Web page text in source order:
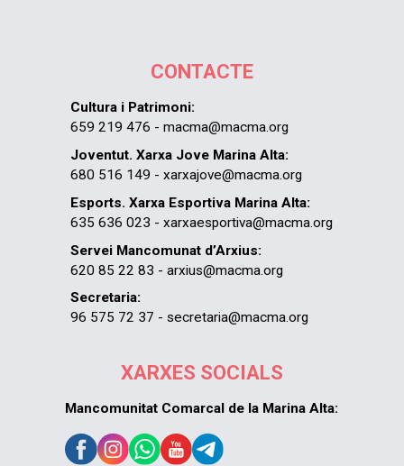
CONTACTE
Cultura i Patrimoni:
659 219 476 - macma@macma.org
Joventut. Xarxa Jove Marina Alta:
680 516 149 - xarxajove@macma.org
Esports. Xarxa Esportiva Marina Alta:
635 636 023 - xarxaesportiva@macma.org
Servei Mancomunat d’Arxius:
620 85 22 83 - arxius@macma.org
Secretaria:
96 575 72 37 - secretaria@macma.org
XARXES SOCIALS
Mancomunitat Comarcal de la Marina Alta: